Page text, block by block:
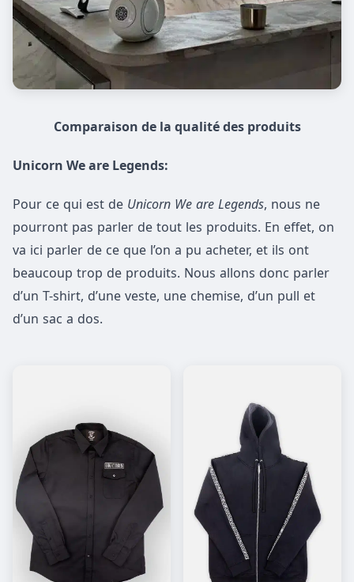
Comparaison de la qualité des produits
Unicorn We are Legends:
Pour ce qui est de Unicorn We are Legends, nous ne
pourront pas parler de tout les produits. En effet, on
va ici parler de ce que l’on a pu acheter, et ils ont
beaucoup trop de produits. Nous allons donc parler
d’un T-shirt, d’une veste, une chemise, d’un pull et
d’un sac a dos.